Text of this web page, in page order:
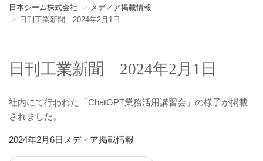
日本シーム株式会社
メディア掲載情報
日刊工業新聞 2024年2月1日
日刊工業新聞 2024年2月1日
社内にて行われた「ChatGPT業務活用講習会」の様子が掲載
されました。
投
2024年2月6日 カ
メディア掲載情報